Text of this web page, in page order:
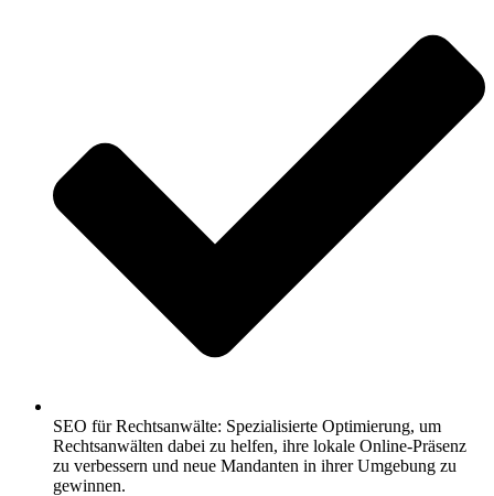
SEO für Rechtsanwälte: Spezialisierte Optimierung, um
Rechtsanwälten dabei zu helfen, ihre lokale Online-Präsenz
zu verbessern und neue Mandanten in ihrer Umgebung zu
gewinnen.